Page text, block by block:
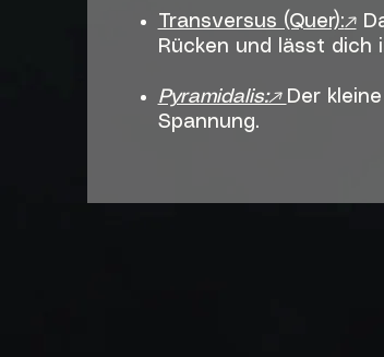
Transversus (Quer):↗
Rücken und lässt dich
Pyramidalis:↗ Der
Spannung.